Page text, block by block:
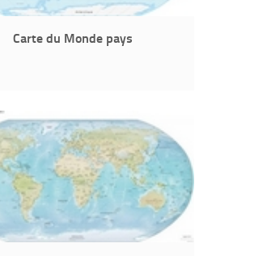
Carte du Monde pays